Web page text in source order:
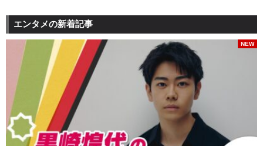
エンタメの新着記事
NEW